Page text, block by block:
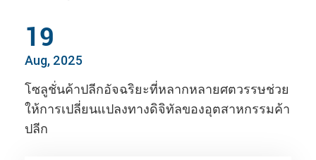
19
Aug, 2025
โซลูชั่นค้าปลีกอัจฉริยะที่หลากหลายศตวรรษช่วย
ให้การเปลี่ยนแปลงทางดิจิทัลของอุตสาหกรรมค้า
ปลีก